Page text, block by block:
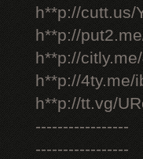
h**p://cutt.us/
h**p://
h**p://
h**p://4ty.me/
h**p://tt.vg/
-----------------
-----------------